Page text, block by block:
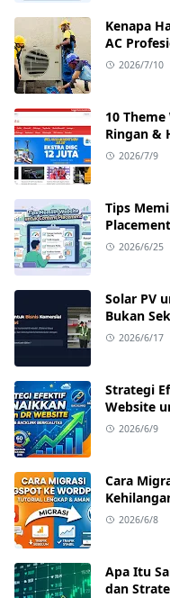
Kenapa
AC
2026/7/10
10
Ringan &
2026/7/9
Tips
2026/6/25
Solar PV
Bukan
2026/6/17
Strategi
Website
2026/6/9
Cara
2026/6/8
Apa Itu
dan